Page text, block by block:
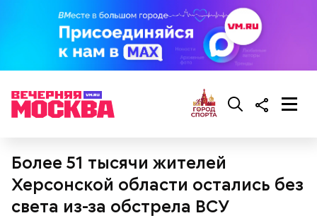
Более 51 тысячи жителей
Херсонской области остались без
света из-за обстрела ВСУ
Реакция Гасанова на расследование